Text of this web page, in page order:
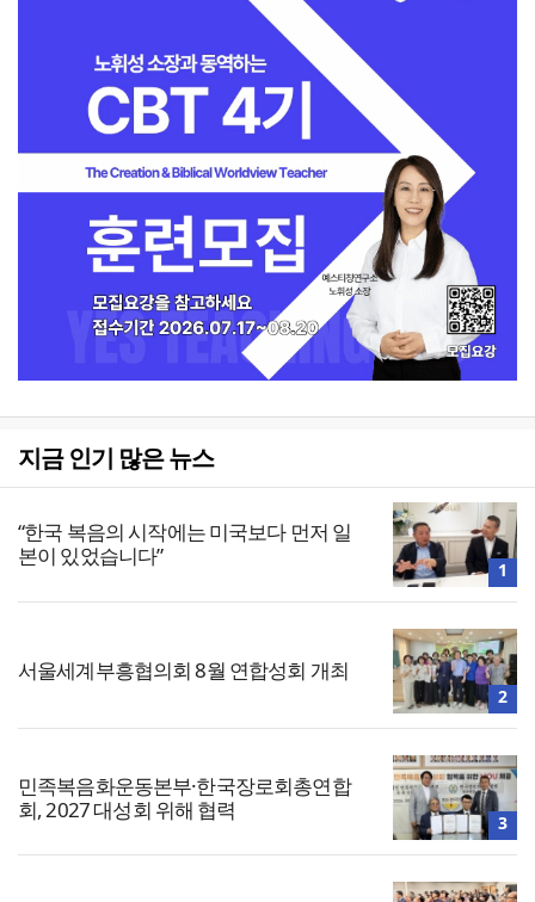
지금 인기 많은 뉴스
“한국 복음의 시작에는 미국보다 먼저 일
본이 있었습니다”
1
서울세계부흥협의회 8월 연합성회 개최
2
민족복음화운동본부·한국장로회총연합
회, 2027 대성회 위해 협력
3